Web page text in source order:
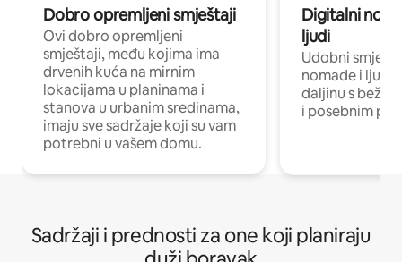
Dobro opremljeni smještaji
Ovi dobro opremljeni
smještaji, među kojima ima
drvenih kuća na mirnim
lokacijama u planinama i
stanova u urbanim sredinama,
imaju sve sadržaje koji su vam
potrebni u vašem domu.
Digitalni
ljudi
Udobni
nomade i ljude
daljinu s
i posebnim
Sadržaji i prednosti za one koji planiraju